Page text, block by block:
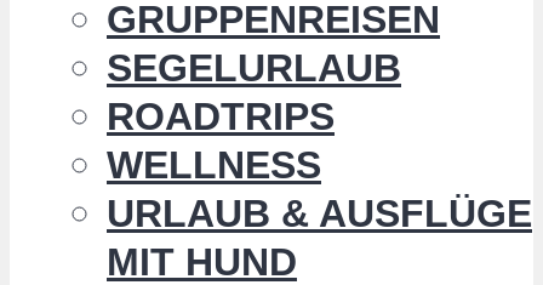
GRUPPENREISEN
SEGELURLAUB
ROADTRIPS
WELLNESS
URLAUB & AUSFLÜGE
MIT HUND